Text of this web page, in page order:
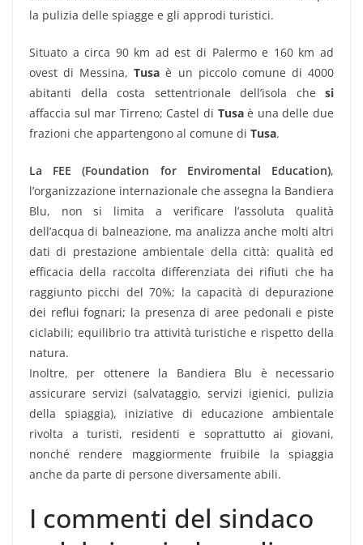
la pulizia delle spiagge e gli approdi turistici.
Situato a circa 90 km ad est di Palermo e 160 km ad
ovest di Messina,Tusa è un piccolo comune di 4000
abitanti della costa settentrionale dell’isola che si
affaccia sul mar Tirreno; Castel di Tusaè una delle due
frazioni che appartengono al comune di Tusa.
La FEE (Foundation for Enviromental Education),
l’organizzazione internazionale che assegna la Bandiera
Blu, non si limita a verificare l’assoluta qualità
dell’acqua di balneazione, ma analizza anche molti altri
dati di prestazione ambientale della città: qualità ed
efficacia della raccolta differenziata dei rifiuti che ha
raggiunto picchi del 70%; la capacità di depurazione
dei reflui fognari; la presenza di aree pedonali e piste
ciclabili; equilibrio tra attività turistiche e rispetto della
natura.
Inoltre, per ottenere la Bandiera Blu è necessario
assicurare servizi (salvataggio, servizi igienici, pulizia
della spiaggia), iniziative di educazione ambientale
rivolta a turisti, residenti e soprattutto ai giovani,
nonché rendere maggiormente fruibile la spiaggia
anche da parte di persone diversamente abili.
I commenti del sindaco